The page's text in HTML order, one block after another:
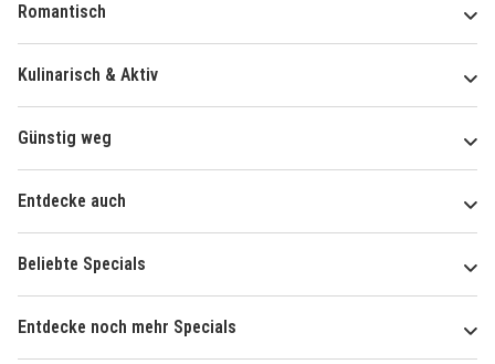
Romantisch
Kulinarisch & Aktiv
Günstig weg
Entdecke auch
Beliebte Specials
Entdecke noch mehr Specials